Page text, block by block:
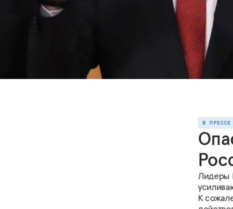
В ПРЕССЕ
Лидеры
К